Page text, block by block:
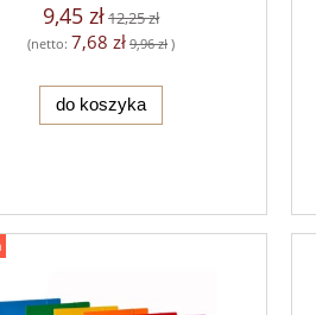
9,45 zł12,25 zł
(netto: 7,68 zł 9,96 zł )
do koszyka